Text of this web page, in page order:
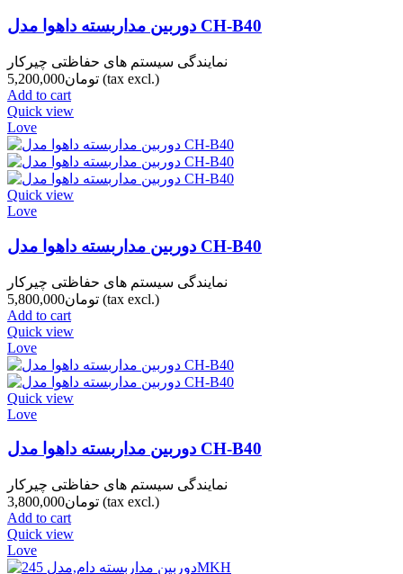
دوربین مداربسته داهوا مدل CH-B40
نمایندگی سیستم های حفاظتی چیرکار
تومان5,200,000 (tax excl.)
Add to cart
Quick view
Love
Quick view
Love
دوربین مداربسته داهوا مدل CH-B40
نمایندگی سیستم های حفاظتی چیرکار
تومان5,800,000 (tax excl.)
Add to cart
Quick view
Love
Quick view
Love
دوربین مداربسته داهوا مدل CH-B40
نمایندگی سیستم های حفاظتی چیرکار
تومان3,800,000 (tax excl.)
Add to cart
Quick view
Love